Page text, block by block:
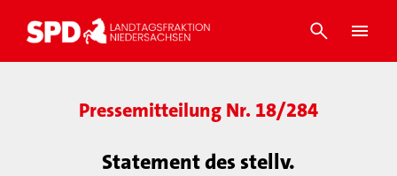
Pressemitteilung Nr. 18/284
Statement des stellv.